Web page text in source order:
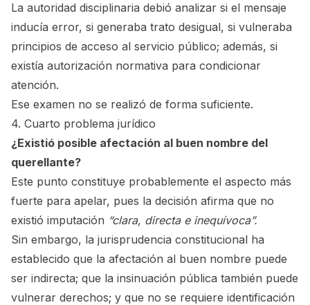
La autoridad disciplinaria debió analizar si el mensaje
inducía error, si generaba trato desigual, si vulneraba
principios de acceso al servicio público; además, si
existía autorización normativa para condicionar
atención.
Ese examen no se realizó de forma suficiente.
4. Cuarto problema jurídico
¿Existió posible afectación al buen nombre del
querellante?
Este punto constituye probablemente el aspecto más
fuerte para apelar, pues la decisión afirma que no
existió imputación “clara, directa e inequívoca”.
Sin embargo, la jurisprudencia constitucional ha
establecido que la afectación al buen nombre puede
ser indirecta; que la insinuación pública también puede
vulnerar derechos; y que no se requiere identificación